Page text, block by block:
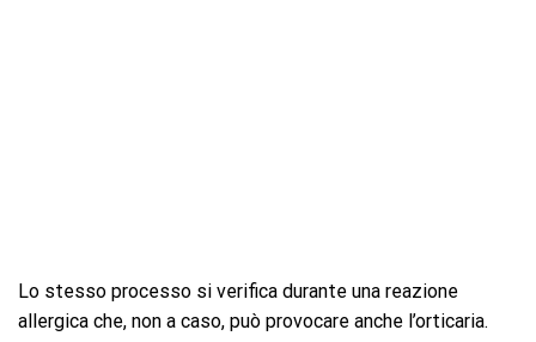
Lo stesso processo si verifica durante una reazione
allergica che, non a caso, può provocare anche l’orticaria.